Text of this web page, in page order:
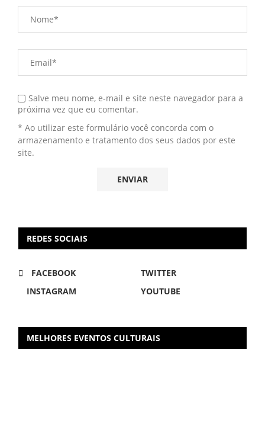
Salve meu nome, e-mail e site neste navegador para a
próxima vez que eu comentar.
* Ao utilizar este formulário você concorda com o
armazenamento e tratamento dos seus dados por este
site.
REDES SOCIAIS
FACEBOOK
TWITTER
INSTAGRAM
YOUTUBE
MELHORES EVENTOS CULTURAIS